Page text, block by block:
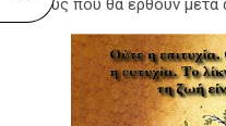
αυτούς που θα έρθουν μετά